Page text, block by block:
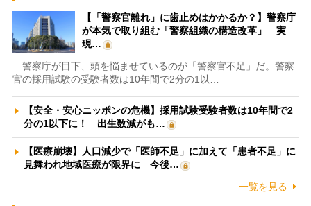
【「警察官離れ」に歯止めはかかるか？】警察庁
が本気で取り組む「警察組織の構造改革」 実
現…
警察庁が目下、頭を悩ませているのが「警察官不足」だ。警察
官の採用試験の受験者数は10年間で2分の1以…
【安全・安心ニッポンの危機】採用試験受験者数は10年間で2
分の1以下に！ 出生数減がも…
【医療崩壊】人口減少で「医師不足」に加えて「患者不足」に
見舞われ地域医療が限界に 今後…
一覧を見る